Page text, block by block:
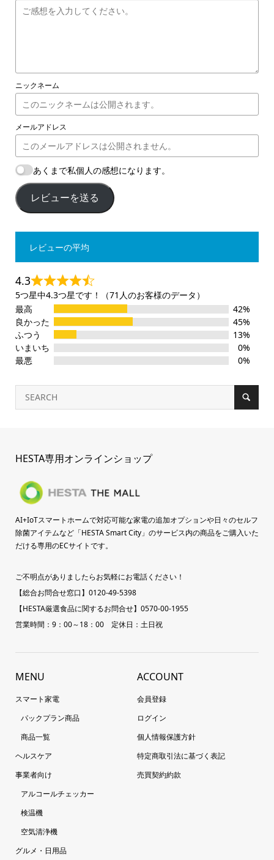
ニックネーム
メールアドレス
あくまで私個人の感想になります。
レビューを送る
レビューの平均
4.3
5つ星中4.3つ星です！（71人のお客様のデータ）
最高
42%
良かった
45%
ふつう
13%
いまいち
0%
最悪
0%
HESTA専用オンラインショップ
AI+IoTスマートホームで対応可能な家電の追加オプションや日々のセルフ
除菌アイテムなど「HESTA Smart City」のサービス内の商品をご購入いた
だける専用のECサイトです。
ご不明点がありましたらお気軽にお電話ください！
【総合お問合せ窓口】0120-49-5398
【HESTA厳選食品に関するお問合せ】0570-00-1955
営業時間：9：00～18：00 定休日：土日祝
MENU
スマート家電
パックプラン商品
商品一覧
ヘルスケア
事業者向け
アルコールチェッカー
検温機
空気清浄機
グルメ・日用品
ACCOUNT
会員登録
ログイン
個人情報保護方針
特定商取引法に基づく表記
売買契約約款